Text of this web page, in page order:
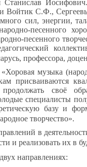
Войтик С.Ф.,
сил, энергии,
песенного
песенного
профессора,
музыка
присваиваются
своё
специалисты
базу и
творчество».
в
и реализовать их в
направлениях: